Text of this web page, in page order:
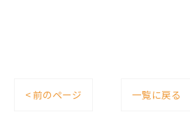
< 前のページ 一覧に戻る